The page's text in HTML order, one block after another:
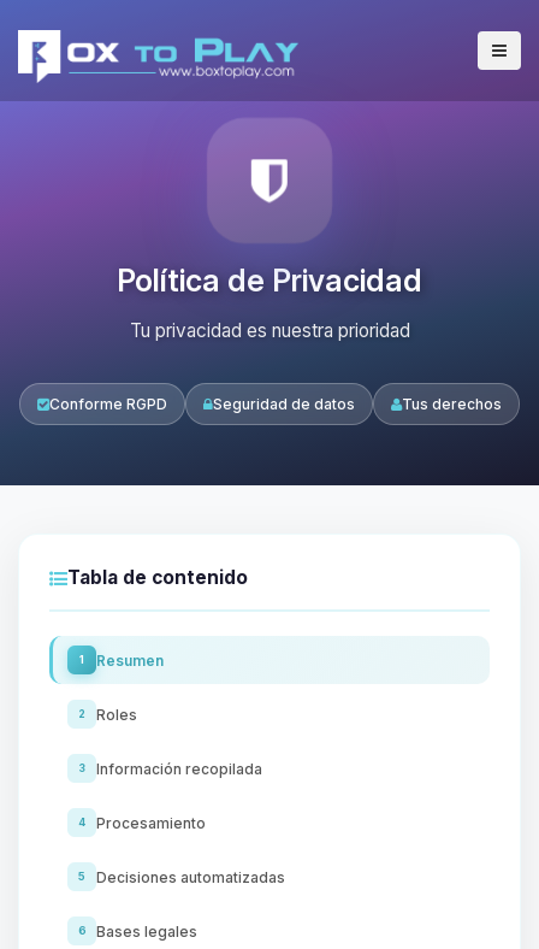
Política de Privacidad
Tu privacidad es nuestra prioridad
Conforme RGPD Seguridad de datos Tus derechos
Tabla de contenido
1 Resumen
2 Roles
3 Información recopilada
4 Procesamiento
5 Decisiones automatizadas
6 Bases legales